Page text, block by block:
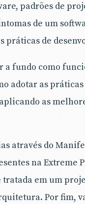
padrões de
de um
de
fundo como
adotar as
as
através do
na Extreme
em um
Por fim,